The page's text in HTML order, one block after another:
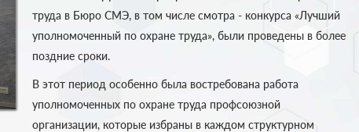
труда в Бюро СМЭ, в том числе смотра - конкурса «Лучший
уполномоченный по охране труда», были проведены в более
поздние сроки.
В этот период особенно была востребована работа
уполномоченных по охране труда профсоюзной
организации, которые избраны в каждом структурном